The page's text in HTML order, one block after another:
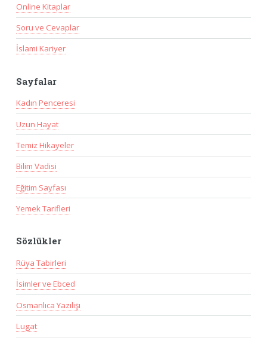
Online Kitaplar
Soru ve Cevaplar
İslami Kariyer
Sayfalar
Kadın Penceresi
Uzun Hayat
Temiz Hikayeler
Bilim Vadisi
Eğitim Sayfası
Yemek Tarifleri
Sözlükler
Rüya Tabirleri
İsimler ve Ebced
Osmanlıca Yazılışı
Lugat